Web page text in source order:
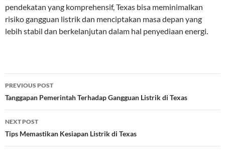
pendekatan yang komprehensif, Texas bisa meminimalkan
risiko gangguan listrik dan menciptakan masa depan yang
lebih stabil dan berkelanjutan dalam hal penyediaan energi.
Post
navigation
PREVIOUS POST
Tanggapan Pemerintah Terhadap Gangguan Listrik di Texas
NEXT POST
Tips Memastikan Kesiapan Listrik di Texas